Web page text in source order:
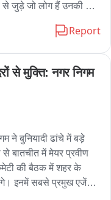
से जुड़े जो लोग हैं उनकी
पर्यटक भी पहुंचते है।
ने आज अपना पदभार
को भी मीडिया के
जिला में नशा माफिया
भ्रष्टाचार मुक्त रखने के
Report
से मुक्ति: नगर निगम
ने बुनियादी ढांचे में बड़े
से बातचीत में मेयर प्रवीण
की बैठक में शहर के
इनमें सबसे प्रमुख एजेंडा